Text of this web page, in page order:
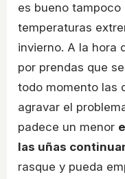
es bueno
temperaturas
invierno. A la hora
por prendas que
todo momento las
agravar el
padece un menor
las uñas
rasque y pueda